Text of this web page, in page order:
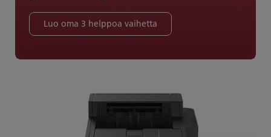
Luo oma 3 helppoa vaihetta